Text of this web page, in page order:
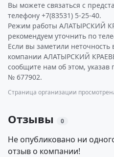
Вы можете связаться с
телефону +7(83531) 5-25-40.
Режим работы АЛАТЫРСКИЙ
рекомендуем уточнить по
Если вы заметили
компании АЛАТЫРСКИЙ
сообщите нам об этом,
№ 677902.
Страница организации
Отзывы 0
Не опубликовано ни
отзыв о компании!